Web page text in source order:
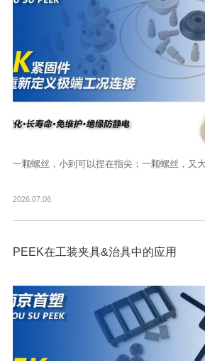
一颗螺丝，小到可以捏在指尖；一颗螺丝，又
2026.07.06
PEEK在工装夹具&治具中的应用